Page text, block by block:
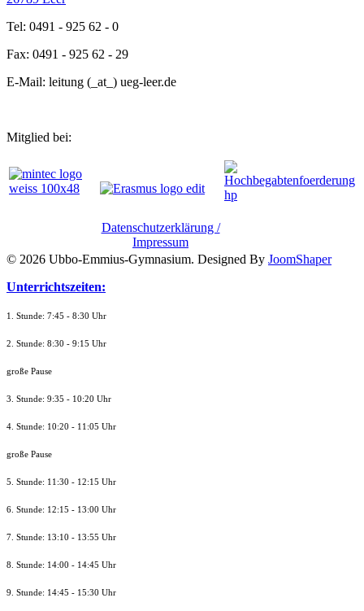
Tel: 0491 - 925 62 - 0
Fax: 0491 - 925 62 - 29
E-Mail: leitung (_at_) ueg-leer.de
Mitglied bei:
Datenschutzerklärung /
Impressum
© 2026 Ubbo-Emmius-Gymnasium. Designed By JoomShaper
Unterrichtszeiten:
1. Stunde: 7:45 - 8:30 Uhr
2. Stunde: 8:30 - 9:15 Uhr
große Pause
3. Stunde: 9:35 - 10:20 Uhr
4. Stunde: 10:20 - 11:05 Uhr
große Pause
5. Stunde: 11:30 - 12:15 Uhr
6. Stunde: 12:15 - 13:00 Uhr
7. Stunde: 13:10 - 13:55 Uhr
8. Stunde: 14:00 - 14:45 Uhr
9. Stunde: 14:45 - 15:30 Uhr